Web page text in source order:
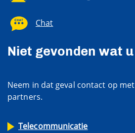
Chat
Niet gevonden wat
Neem in dat geval contact op
partners.
Telecommunicatie